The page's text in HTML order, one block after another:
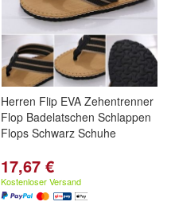
Herren Flip EVA Zehentrenner
Flop Badelatschen Schlappen
Flops Schwarz Schuhe
17,67 €
Kostenloser Versand